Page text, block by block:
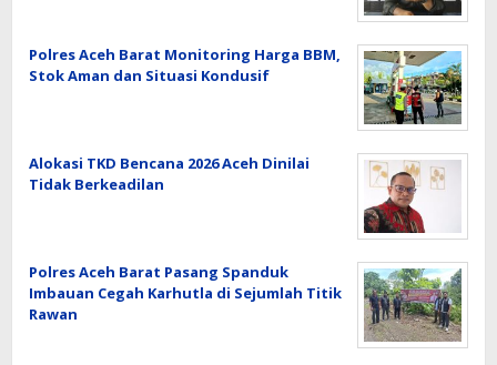
Polres Aceh Barat Monitoring Harga BBM,
Stok Aman dan Situasi Kondusif
Alokasi TKD Bencana 2026 Aceh Dinilai
Tidak Berkeadilan
Polres Aceh Barat Pasang Spanduk
Imbauan Cegah Karhutla di Sejumlah Titik
Rawan